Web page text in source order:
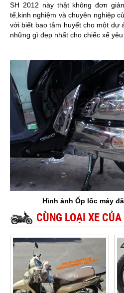
SH 2012 này thật không đơn
tế,kinh nghiệm và chuyên nghiệp
với biết bao tâm huyết cho một dự
những gì đẹp nhất cho chiếc xế yêu .
Hình ảnh Ốp lốc máy
CÙNG LOẠI XE CỦA